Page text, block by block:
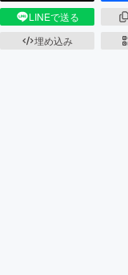
LINEで送る
埋め込み